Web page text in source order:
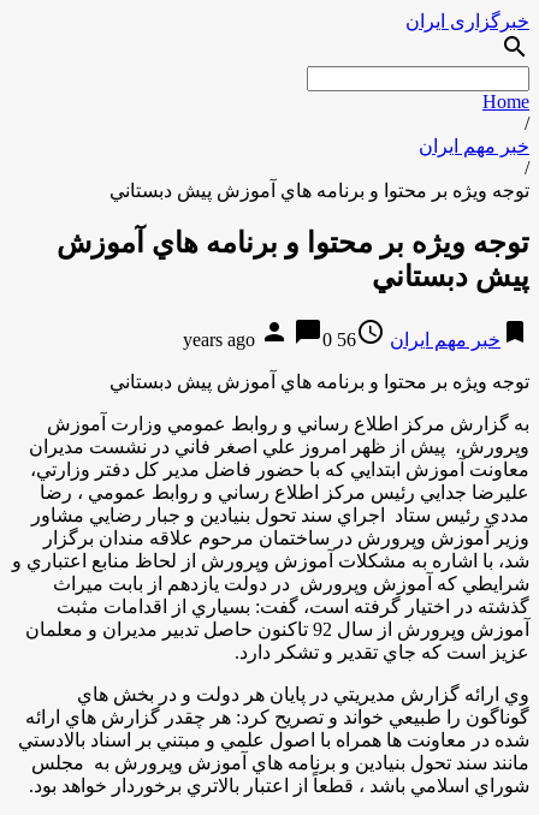
خبرگزاری ایران
search
Home
/
خبر مهم ایران
/
توجه ويژه بر محتوا و برنامه هاي آموزش پيش دبستاني
توجه ويژه بر محتوا و برنامه هاي آموزش
پيش دبستاني
bookmark خبر مهم ایران access_time
56 years ago
person chat_bubble0
توجه ويژه بر محتوا و برنامه هاي آموزش پيش دبستاني
به گزارش مركز اطلاع رساني و روابط عمومي وزارت آموزش
وپرورش، پيش از ظهر امروز علي اصغر فاني در نشست مديران
معاونت آموزش ابتدايي كه با حضور فاضل مدير كل دفتر وزارتي،
عليرضا جدايي رئيس مركز اطلاع رساني و روابط عمومي ، رضا
مددي رئيس ستاد اجراي سند تحول بنيادين و جبار رضايي مشاور
وزير آموزش وپرورش در ساختمان مرحوم علاقه مندان برگزار
شد، با اشاره به مشكلات آموزش وپرورش از لحاظ منابع اعتباري و
شرايطي كه آموزش وپرورش در دولت يازدهم از بابت ميراث
گذشته در اختيار گرفته است، گفت: بسياري از اقدامات مثبت
آموزش وپرورش از سال 92 تاكنون حاصل تدبير مديران و معلمان
عزيز است كه جاي تقدير و تشكر دارد.
وي ارائه گزارش مديريتي در پايان هر دولت و در بخش هاي
گوناگون را طبيعي خواند و تصريح كرد: هر چقدر گزارش هاي ارائه
شده در معاونت ها همراه با اصول علمي و مبتني بر اسناد بالادستي
مانند سند تحول بنيادين و برنامه هاي آموزش وپرورش به مجلس
شوراي اسلامي باشد ، قطعاً از اعتبار بالاتري برخوردار خواهد بود.